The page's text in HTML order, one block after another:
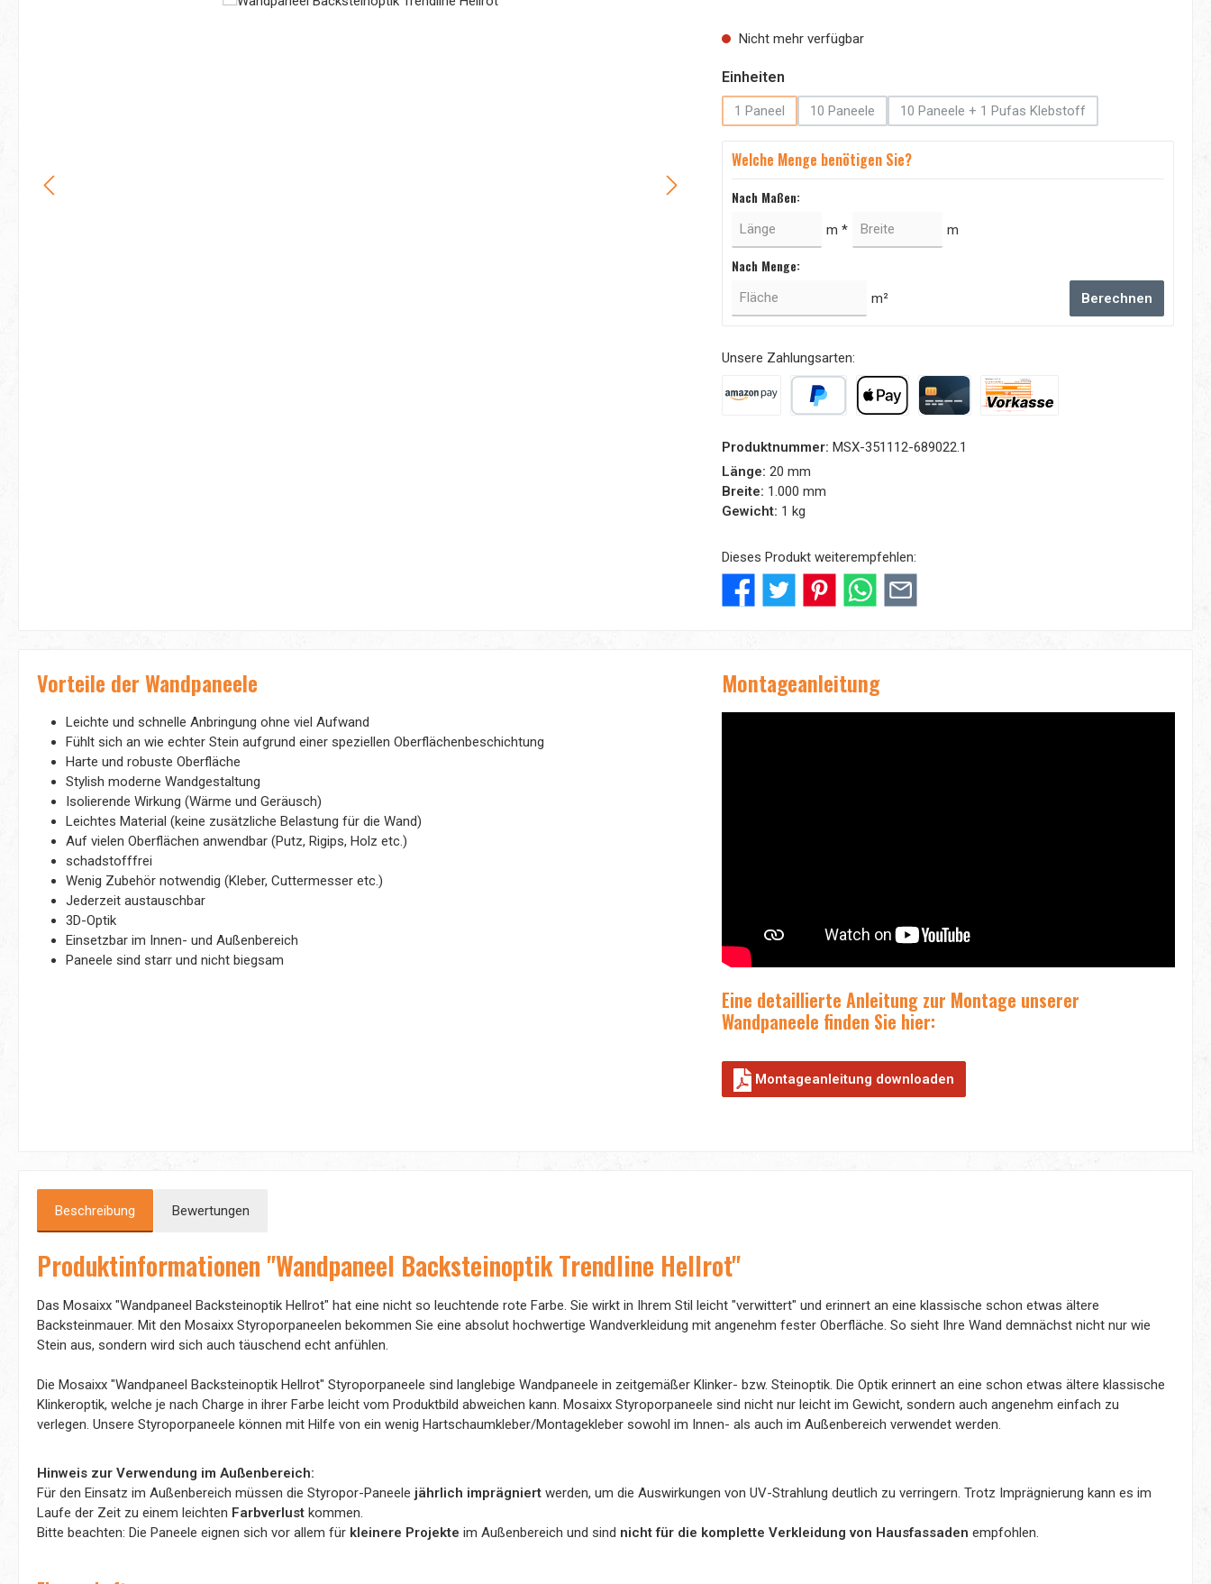
Nicht mehr verfügbar
Einheitenauswählen
1 Paneel 10 Paneele 10 Paneele + 1 Pufas Klebstoff
Welche Menge benötigen Sie?
Nach Maßen:
m * m
Nach Menge:
m² Berechnen
Unsere Zahlungsarten:
Produktnummer: MSX-351112-689022.1
Länge: 20 mm
Breite: 1.000 mm
Gewicht: 1 kg
Dieses Produkt weiterempfehlen:
Vorteile der Wandpaneele
Leichte und schnelle Anbringung ohne viel Aufwand
Fühlt sich an wie echter Stein aufgrund einer speziellen Oberflächenbeschichtung
Harte und robuste Oberfläche
Stylish moderne Wandgestaltung
Isolierende Wirkung (Wärme und Geräusch)
Leichtes Material (keine zusätzliche Belastung für die Wand)
Auf vielen Oberflächen anwendbar (Putz, Rigips, Holz etc.)
schadstofffrei
Wenig Zubehör notwendig (Kleber, Cuttermesser etc.)
Jederzeit austauschbar
3D-Optik
Einsetzbar im Innen- und Außenbereich
Paneele sind starr und nicht biegsam
Montageanleitung
Eine detaillierte Anleitung zur Montage unserer
Wandpaneele finden Sie hier:
Montageanleitung downloaden
Beschreibung Bewertungen
Produktinformationen "Wandpaneel Backsteinoptik Trendline Hellrot"
Das Mosaixx "Wandpaneel Backsteinoptik Hellrot" hat eine nicht so leuchtende rote Farbe. Sie wirkt in Ihrem Stil leicht "verwittert" und erinnert an eine klassische schon etwas ältere
Backsteinmauer. Mit den Mosaixx Styroporpaneelen bekommen Sie eine absolut hochwertige Wandverkleidung mit angenehm fester Oberfläche. So sieht Ihre Wand demnächst nicht nur wie
Stein aus, sondern wird sich auch täuschend echt anfühlen.
Die Mosaixx "Wandpaneel Backsteinoptik Hellrot" Styroporpaneele sind langlebige Wandpaneele in zeitgemäßer Klinker- bzw. Steinoptik. Die Optik erinnert an eine schon etwas ältere klassische
Klinkeroptik, welche je nach Charge in ihrer Farbe leicht vom Produktbild abweichen kann. Mosaixx Styroporpaneele sind nicht nur leicht im Gewicht, sondern auch angenehm einfach zu
verlegen. Unsere Styroporpaneele können mit Hilfe von ein wenig Hartschaumkleber/Montagekleber sowohl im Innen- als auch im Außenbereich verwendet werden.
Hinweis zur Verwendung im Außenbereich:
Für den Einsatz im Außenbereich müssen die Styropor-Paneele jährlich imprägniert werden, um die Auswirkungen von UV-Strahlung deutlich zu verringern. Trotz Imprägnierung kann es im
Laufe der Zeit zu einem leichten Farbverlust kommen.
Bitte beachten: Die Paneele eignen sich vor allem für kleinere Projekte im Außenbereich und sind nicht für die komplette Verkleidung von Hausfassaden empfohlen.